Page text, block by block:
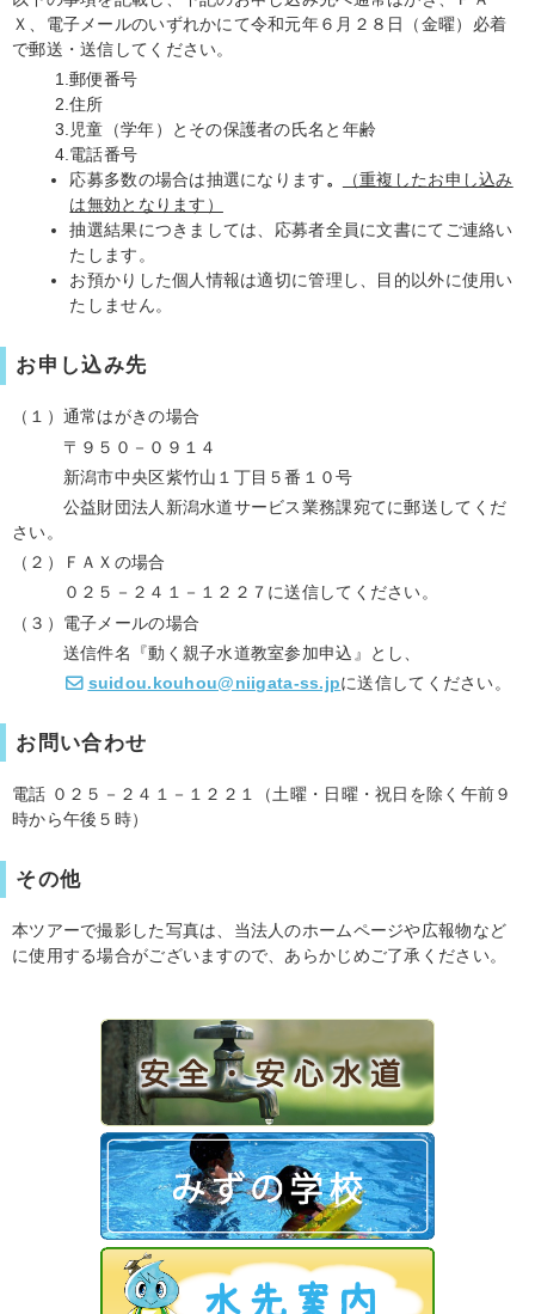
Ｘ、電子メールのいずれかにて令和元年６月２８日（金曜）必着
で郵送・送信してください。
郵便番号
住所
児童（学年）とその保護者の氏名と年齢
電話番号
応募多数の場合は抽選になります。
（重複したお申し込み
は無効となります）
抽選結果につきましては、応募者全員に文書にてご連絡い
たします。
お預かりした個人情報は適切に管理し、目的以外に使用い
たしません。
お申し込み先
（１）通常はがきの場合
〒９５０－０９１４
新潟市中央区紫竹山１丁目５番１０号
公益財団法人新潟水道サービス業務課宛てに郵送してくだ
さい。
（２）ＦＡＸの場合
０２５－２４１－１２２７に送信してください。
（３）電子メールの場合
送信件名『動く親子水道教室参加申込』とし、
suidou.kouhou@niigata-ss.jpに送信してください。
お問い合わせ
電話 ０２５－２４１－１２２１（土曜・日曜・祝日を除く午前９
時から午後５時）
その他
本ツアーで撮影した写真は、当法人のホームページや広報物など
に使用する場合がございますので、あらかじめご了承ください。